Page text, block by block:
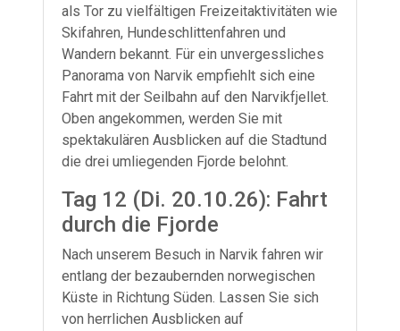
als Tor zu vielfältigen Freizeitaktivitäten wie
Skifahren, Hundeschlittenfahren und
Wandern bekannt. Für ein unvergessliches
Panorama von Narvik empfiehlt sich eine
Fahrt mit der Seilbahn auf den Narvikfjellet.
Oben angekommen, werden Sie mit
spektakulären Ausblicken auf die Stadtund
die drei umliegenden Fjorde belohnt.
Tag 12 (Di. 20.10.26): Fahrt
durch die Fjorde
Nach unserem Besuch in Narvik fahren wir
entlang der bezaubernden norwegischen
Küste in Richtung Süden. Lassen Sie sich
von herrlichen Ausblicken auf